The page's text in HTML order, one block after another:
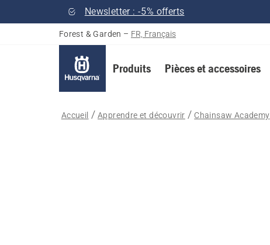
Newsletter : -5% offerts
Forest & Garden – FR, Français
Produits Pièces et accessoires
Accueil Apprendre et découvrir Chainsaw Academy